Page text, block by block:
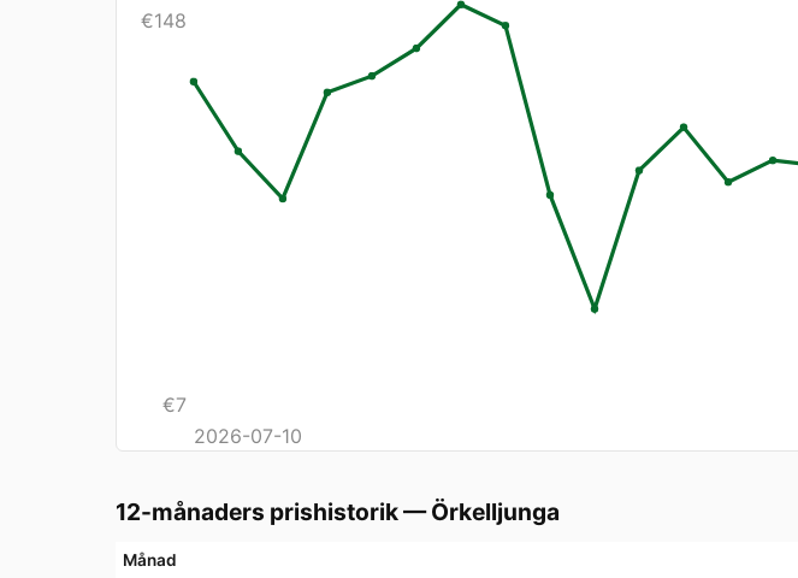
€148
€7
2026-07-10
12-månaders prishistorik—Örkelljunga
Månad